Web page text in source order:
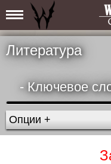
Литература
- Ключевое
Опции +